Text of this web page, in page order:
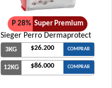
P 28% Super Premium
Sieger Perro Dermaprotect
3KG $26.200 COMPRAR
12KG $86.000 COMPRAR